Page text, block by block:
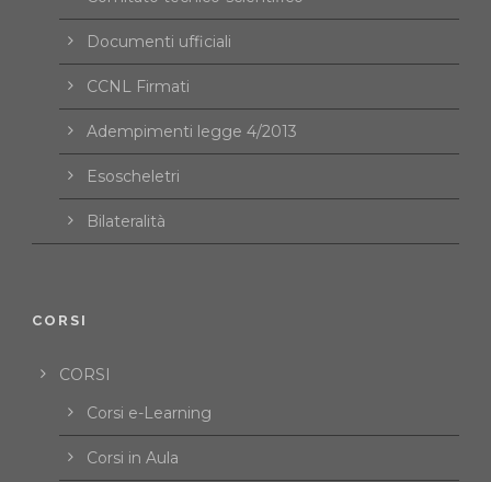
Documenti ufficiali
CCNL Firmati
Adempimenti legge 4/2013
Esoscheletri
Bilateralità
CORSI
CORSI
Corsi e-Learning
Corsi in Aula